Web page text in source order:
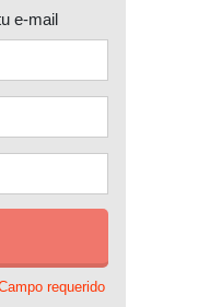
e-mail
requerido